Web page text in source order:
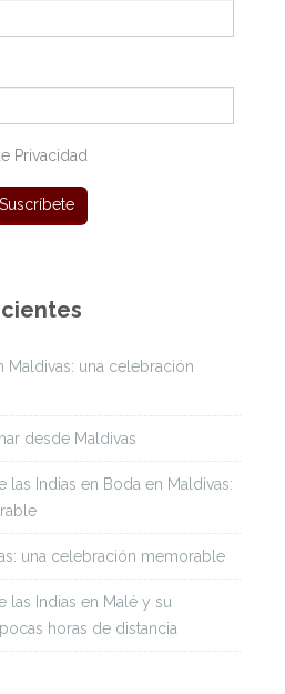
Privacidad
Maldivas: una celebración
desde Maldivas
las Indias en Boda en Maldivas:
una celebración memorable
las Indias en Malé y su
horas de distancia